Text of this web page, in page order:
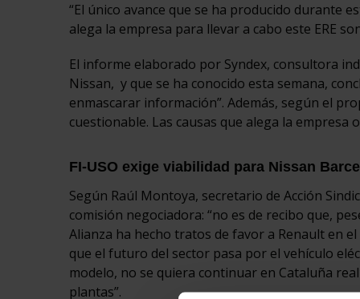
“El único avance que se ha producido durante
alega la empresa para llevar a cabo este ERE
El informe elaborado por Syndex, consultora
Nissan, y que se ha conocido esta semana,
enmascarar información”. Además, según el
cuestionable. Las causas que alega la
FI-USO exige viabilidad para Nissan
Según Raúl Montoya, secretario de Acción
comisión negociadora: “no es de recibo que,
Alianza ha hecho tratos de favor a Renault en
que el futuro del sector pasa por el vehículo
modelo, no se quiera continuar en Cataluña
plantas”.